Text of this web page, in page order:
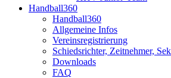
Handball360
Handball360
Allgemeine Infos
Vereinsregistrierung
Schiedsrichter, Zeitnehmer,
Downloads
FAQ